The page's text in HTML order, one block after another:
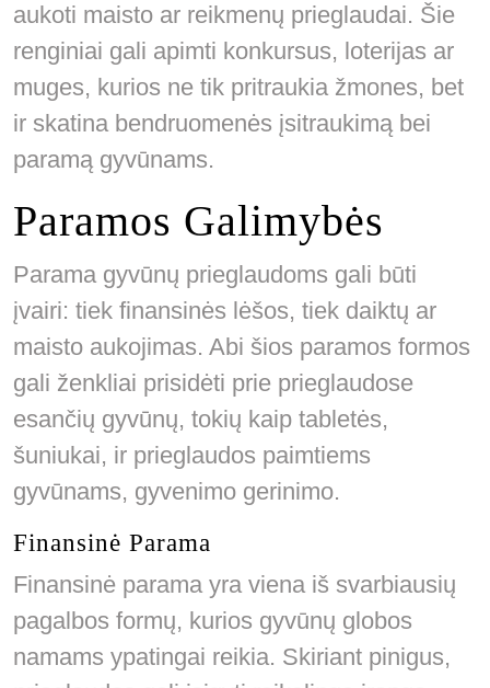
aukoti maisto ar reikmenų prieglaudai. Šie
renginiai gali apimti konkursus, loterijas ar
muges, kurios ne tik pritraukia žmones, bet
ir skatina bendruomenės įsitraukimą bei
paramą gyvūnams.
Paramos Galimybės
Parama gyvūnų prieglaudoms gali būti
įvairi: tiek finansinės lėšos, tiek daiktų ar
maisto aukojimas. Abi šios paramos formos
gali ženkliai prisidėti prie prieglaudose
esančių gyvūnų, tokių kaip tabletės,
šuniukai, ir prieglaudos paimtiems
gyvūnams, gyvenimo gerinimo.
Finansinė Parama
Finansinė parama yra viena iš svarbiausių
pagalbos formų, kurios gyvūnų globos
namams ypatingai reikia. Skiriant pinigus,